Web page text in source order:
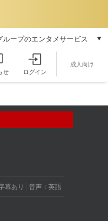
ループのエンタメサービス
本/ゲーム/CD/DVD
電子書籍
動画配信
せ ログイン
成人向け
幕あり 音声：英語